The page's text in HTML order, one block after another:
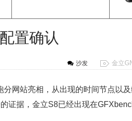
置确认
金立
沙发
分网站亮相，从出现的时间节点以
证据，金立S8已经出现在